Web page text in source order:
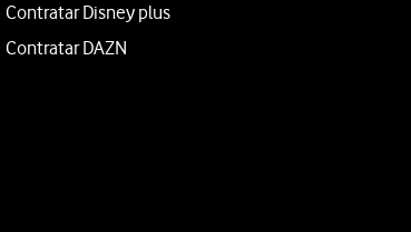
Contratar Disney plus
Contratar DAZN